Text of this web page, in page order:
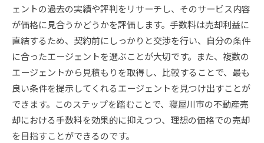
ェントの過去の実績や評判をリサーチし、そのサービス内容
が価格に見合うかどうかを評価します。手数料は売却利益に
直結するため、契約前にしっかりと交渉を行い、自分の条件
に合ったエージェントを選ぶことが大切です。また、複数の
エージェントから見積もりを取得し、比較することで、最も
良い条件を提示してくれるエージェントを見つけ出すことが
できます。このステップを踏むことで、寝屋川市の不動産売
却における手数料を効果的に抑えつつ、理想の価格での売却
を目指すことができるのです。